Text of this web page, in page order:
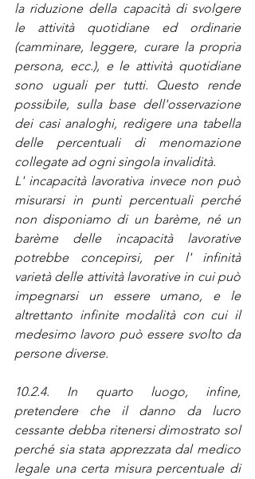
la riduzione della capacità di svolgere
le attività quotidiane ed ordinarie
(camminare, leggere, curare la propria
persona, ecc.), e le attività quotidiane
sono uguali per tutti. Questo rende
possibile, sulla base dell'osservazione
dei casi analoghi, redigere una tabella
delle percentuali di menomazione
collegate ad ogni singola invalidità.
L' incapacità lavorativa invece non può
misurarsi in punti percentuali perché
non disponiamo di un barème, né un
barème delle incapacità lavorative
potrebbe concepirsi, per l' infinità
varietà delle attività lavorative in cui può
impegnarsi un essere umano, e le
altrettanto infinite modalità con cui il
medesimo lavoro può essere svolto da
persone diverse.
10.2.4. In quarto luogo, infine,
pretendere che il danno da lucro
cessante debba ritenersi dimostrato sol
perché sia stata apprezzata dal medico
legale una certa misura percentuale di